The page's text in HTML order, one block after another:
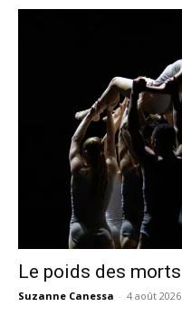
Le poids des morts
Suzanne Canessa - 4 août 2026